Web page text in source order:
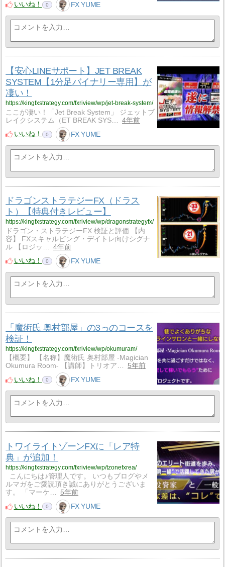
いいね！ 0 FX YUME
【安心LINEサポート】JET BREAK
SYSTEM【1分足バイナリー専用】が
凄い！
https://kingfxstrategy.com/fxriview/wp/jet-break-system/
ここが凄い！「Jet Break System」 ジェットブ
レイクシステム（ET BREAK SYS…
4年前
いいね！
0 FX YUME
ドラゴンストラテジーFX（ドラス
ト）【特典付きレビュー】
https://kingfxstrategy.com/fxriview/wp/dragonstrategyfx/
ドラゴン・ストラテジーFX 検証と評価 【内
容】 FXスキャルピング・デイトレ向けシグナ
ル 【ロジッ…
4年前
いいね！
0 FX YUME
「魔術氏 奥村部屋」の3っのコースを
検証！
https://kingfxstrategy.com/fxriview/wp/okumuram/
【概要】 【名称】魔術氏 奥村部屋 -Magician
Okumura Room- 【講師】トリオア…
5年前
いいね！
0 FX YUME
トワイライトゾーンFXに「レア特
典」が追加！
https://kingfxstrategy.com/fxriview/wp/tzonefxrea/
こんにちは♪管理人です。 いつもブログやメ
ルマガをご愛読頂き誠にありがとうございま
す。 「マーケ…
5年前
いいね！
0 FX YUME